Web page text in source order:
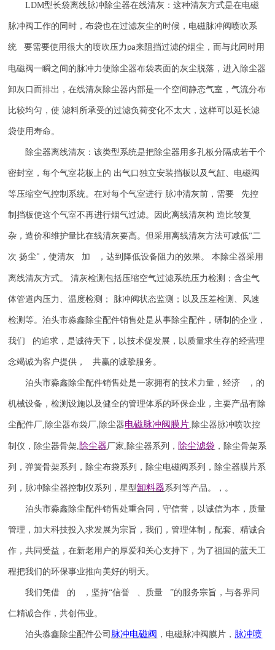
LDM型长袋离线脉冲除尘器在线清灰：这种清灰方式是在电磁
脉冲阀工作的同时，布袋也在过滤灰尘的时候，电磁脉冲阀喷吹系
统 要需要使用很大的喷吹压力 pa来阻挡过滤的烟尘，而与此同时用
电磁阀一瞬之间的脉冲力使除尘器布袋表面的灰尘脱落，进入除尘器
卸灰口而排出，在线清灰除尘器内部是一个空间静态气室，气流分布
比较均匀，使 滤料所承受的过滤负荷变化不太大，这样可以延长滤
袋使用寿命。
除尘器离线清灰：该类型系统是把除尘器用多孔板分隔成若干个
密封室，每个气室花板上的 出气口独立安装挡板以及气缸、电磁阀
等压缩空气控制系统。在对每个气室进行 脉冲清灰前，需要 先控
制挡板使这个气室不再进行烟气过滤。因此离线清灰构 造比较复
杂，造价和维护量比在线清灰要高。但采用离线清灰方法可减低“二
次 扬尘" ，使清灰 加 ，达到降低设备阻力的效果。 本除尘器采用
离线清灰方式。 清灰检测包括压缩空气过滤系统压力检测；含尘气
体管道内压力、温度检测； 脉冲阀状态监测；以及压差检测、风速
检测等。泊头市淼鑫除尘配件销售处是从事除尘配件，研制的企业，
我们 的追求，是诚待天下，以技术促发展，以质量求生存的经营理
念竭诚为客户提供， 共赢的诚挚服务。
泊头市淼鑫除尘配件销售处是一家拥有的技术力量，经济 ，的
机械设备，检测设施以及健全的管理体系的环保企业，主要产品有除
尘配件厂, 除尘器布袋厂, 除尘器电磁脉冲阀膜片, 除尘器脉冲喷吹控
制仪 ， 除尘器骨架,除尘器厂家, 除尘器系列， 除尘滤袋 ，除尘骨架系
列，弹簧骨架系列，除尘布袋系列，除尘电磁阀系列，除尘器膜片系
列，脉冲除尘器控制仪系列，星型卸料器系列等产品。，。
泊头市淼鑫除尘配件销售处重合同，守信誉，以诚信为本，质量
管理，加大科技投入求发展为宗旨，我们，管理体制，配套、精诚合
作，共同受益，在新老用户的厚爱和关心支持下，为了祖国的蓝天工
程把我们的环保事业推向美好的明天。
我们凭借 的 ，坚持“信誉 、质量 ”的服务宗旨，与各界同
仁精诚合作，共创伟业。
泊头淼鑫除尘配件公司 脉冲电磁阀 ，电磁脉冲阀膜片， 脉冲喷